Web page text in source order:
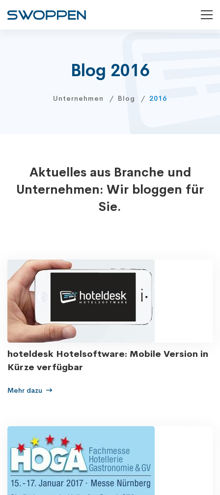
Blog 2016
Unternehmen Blog 2016
Aktuelles aus Branche und
Unternehmen: Wir bloggen für
Sie.
hoteldesk Hotelsoftware: Mobile Version in
Kürze verfügbar
Mehr dazu